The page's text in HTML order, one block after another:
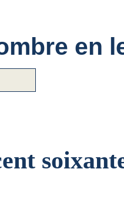
en